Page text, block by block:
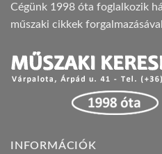
Cégünk 1998 óta foglalkozik
műszaki cikkek
INFORMÁCIÓK